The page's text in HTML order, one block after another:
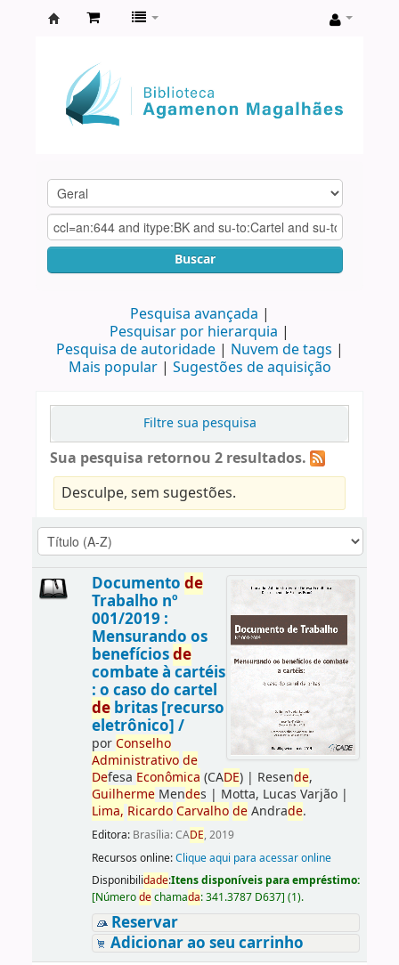
Agamenon
Magalhães
Buscar
Pesquisa avançada
Pesquisar por hierarquia
Pesquisa de autoridade
Nuvem de tags
Mais popular
Sugestões de aquisição
Filtre sua pesquisa
Sua pesquisa retornou 2 resultados.
Desculpe, sem sugestões.
Documento de
Trabalho nº
001/2019 :
Mensurando os
benefíciosde
combate à cartéis
: o caso do cartel
debritas [recurso
eletrônico] /
porConselho
Administrativo de
Defesa Econômica (CADE)| Resende,
GuilhermeMendes | Motta, Lucas Varjão|
Lima, Ricardo Carvalho deAndrade.
Editora: Brasília: CADE, 2019
Recursos online:Clique aqui para acessar online
Disponibilidade:Itens disponíveis para empréstimo:
[Númerodechamada:341.3787 D637] (1).
Reservar
Adicionar ao seu carrinho